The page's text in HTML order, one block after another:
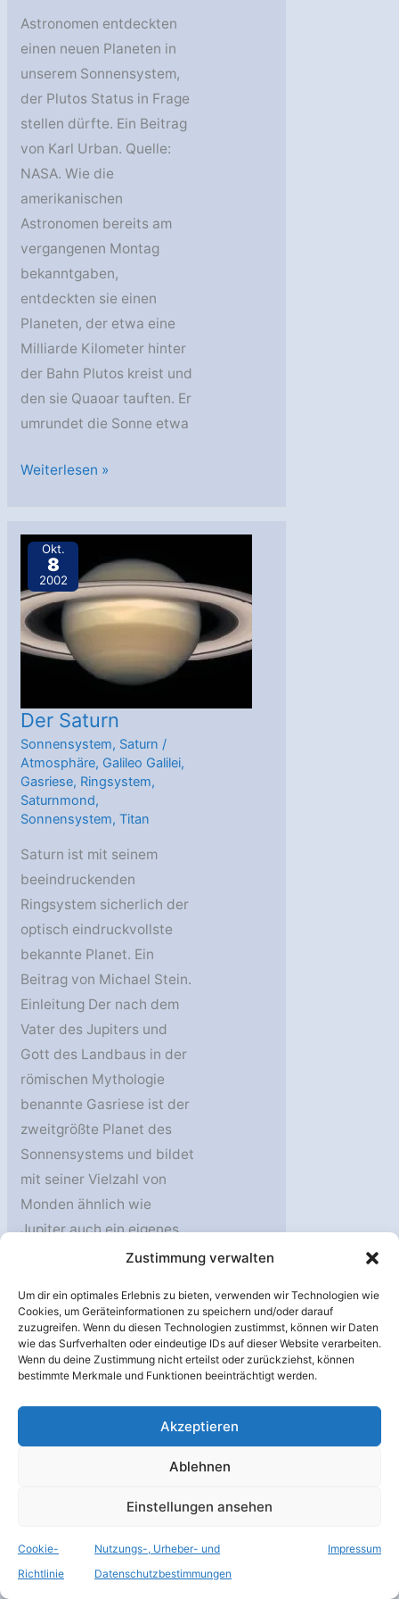
Zustimmung verwalten
Um dir ein optimales Erlebnis zu bieten, verwenden wir Technologien wie
Cookies, um Geräteinformationen zu speichern und/oder darauf
zuzugreifen. Wenn du diesen Technologien zustimmst, können wir Daten
wie das Surfverhalten oder eindeutige IDs auf dieser Website verarbeiten.
Wenn du deine Zustimmung nicht erteilst oder zurückziehst, können
bestimmte Merkmale und Funktionen beeinträchtigt werden.
Akzeptieren
Ablehnen
Einstellungen ansehen
Cookie-
Richtlinie
Nutzungs-, Urheber- und
Datenschutzbestimmungen
Impressum
Astronomen entdeckten
einen neuen Planeten in
unserem Sonnensystem,
der Plutos Status in Frage
stellen dürfte. Ein Beitrag
von Karl Urban. Quelle:
NASA. Wie die
amerikanischen
Astronomen bereits am
vergangenen Montag
bekanntgaben,
entdeckten sie einen
Planeten, der etwa eine
Milliarde Kilometer hinter
der Bahn Plutos kreist und
den sie Quaoar tauften. Er
umrundet die Sonne etwa
Zehnter
Pluto
Weiterlesen »
Okt.
8
2002
Der Saturn
Sonnensystem, Saturn /
Atmosphäre, Galileo Galilei,
Gasriese, Ringsystem,
Saturnmond,
Sonnensystem,Titan
Saturn ist mit seinem
beeindruckenden
Ringsystem sicherlich der
optisch eindruckvollste
bekannte Planet. Ein
Beitrag von Michael Stein.
Einleitung Der nach dem
Vater des Jupiters und
Gott des Landbaus in der
römischen Mythologie
benannte Gasriese ist der
zweitgrößte Planet des
Sonnensystems und bildet
mit seiner Vielzahl von
Monden ähnlich wie
Jupiter auch ein eigenes
Miniatur-System. Von
Der
Saturn
Weiterlesen »
Okt.
2002
Die Saturnmonde
Saturn, Sonnensystem/